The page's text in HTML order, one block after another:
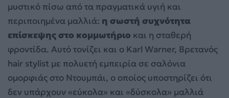
μυστικό πίσω από τα πραγματικά υγιή και
περιποιημένα μαλλιά: η σωστή συχνότητα
επίσκεψης στο κομμωτήριο και η σταθερή
φροντίδα. Αυτό τονίζει και ο Karl Warner, Βρετανός
hair stylist με πολυετή εμπειρία σε σαλόνια
ομορφιάς στο Ντουμπάι, ο οποίος υποστηρίζει ότι
δεν υπάρχουν «εύκολα» και «δύσκολα» μαλλιά